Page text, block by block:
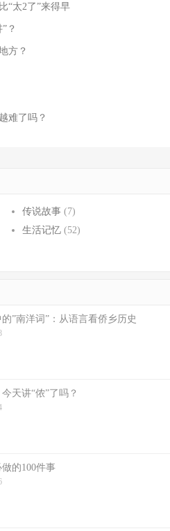
“太2了”来得早
？
方？
难了吗？
传说故事(7)
生活记忆(52)
”南洋词”：从语言看侨乡历史
天讲“侬”了吗？
的100件事